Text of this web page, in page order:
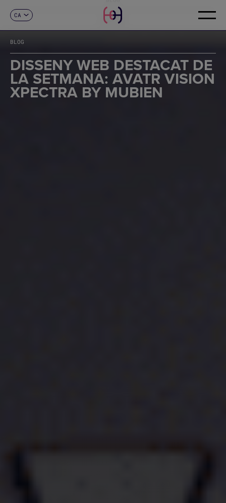
CA
FR
DE
IT
PT
CONTACTE
BLOG
DISSENY WEB DESTACAT DE
LA SETMANA: AVATR VISION
XPECTRA BY MUBIEN